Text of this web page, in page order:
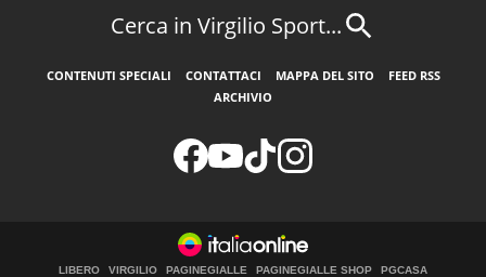
Cerca in Virgilio Sport...
CONTENUTI SPECIALI CONTATTACI MAPPA DEL SITO
FEED RSS
ARCHIVIO
LIBERO VIRGILIO PAGINEGIALLE PAGINEGIALLE SHOP PGCASA